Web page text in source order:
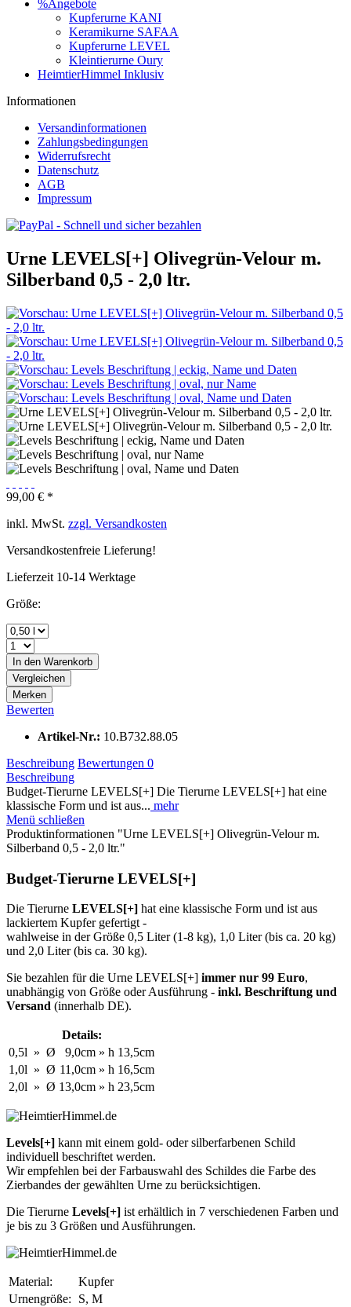
%Angebote
Kupferurne KANI
Keramikurne SAFAA
Kupferurne LEVEL
Kleintierurne Oury
HeimtierHimmel Inklusiv
Informationen
Versandinformationen
Zahlungsbedingungen
Widerrufsrecht
Datenschutz
AGB
Impressum
Urne LEVELS[+] Olivegrün-Velour m.
Silberband 0,5 - 2,0 ltr.
99,00 € *
inkl. MwSt. zzgl. Versandkosten
Versandkostenfreie Lieferung!
Lieferzeit 10-14 Werktage
Größe:
In den Warenkorb
Vergleichen
Merken
Bewerten
Artikel-Nr.: 10.B732.88.05
Beschreibung Bewertungen 0
Beschreibung
Budget-Tierurne LEVELS[+] Die Tierurne LEVELS[+] hat eine
klassische Form und ist aus... mehr
Menü schließen
Produktinformationen "Urne LEVELS[+] Olivegrün-Velour m.
Silberband 0,5 - 2,0 ltr."
Budget-Tierurne LEVELS[+]
Die Tierurne LEVELS[+] hat eine klassische Form und ist aus
lackiertem Kupfer gefertigt -
wahlweise in der Größe 0,5 Liter (1-8 kg), 1,0 Liter (bis ca. 20 kg)
und 2,0 Liter (bis ca. 30 kg).
Sie bezahlen für die Urne LEVELS[+] immer nur 99 Euro,
unabhängig von Größe oder Ausführung - inkl. Beschriftung und
Versand (innerhalb DE).
Details:
0,5l » Ø 9,0cm » h 13,5cm
1,0l » Ø 11,0cm » h 16,5cm
2,0l » Ø 13,0cm » h 23,5cm
Levels[+] kann mit einem gold- oder silberfarbenen Schild
individuell beschriftet werden.
Wir empfehlen bei der Farbauswahl des Schildes die Farbe des
Zierbandes der gewählten Urne zu berücksichtigen.
Die Tierurne Levels[+] ist erhältlich in 7 verschiedenen Farben und
je bis zu 3 Größen und Ausführungen.
Material:
Kupfer
Urnengröße:
S, M